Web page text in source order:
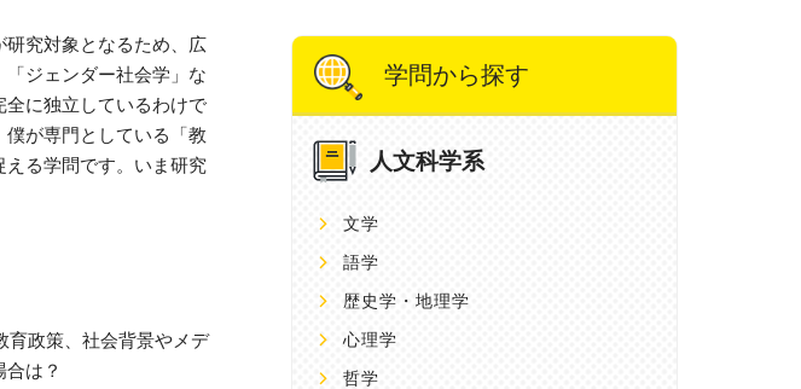
究対象となるため、広
ジェンダー社会学」な
に独立しているわけで
が専門としている「教
る学問です。いま研究
育政策、社会背景やメデ
は？
学問から探す
人文科学系
文学
語学
歴史学・地理学
心理学
哲学